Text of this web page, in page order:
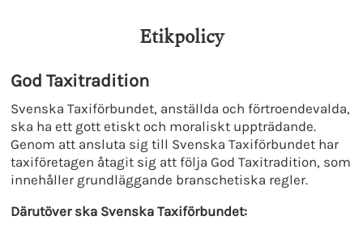
Etikpolicy
God Taxitradition
Svenska Taxiförbundet, anställda och förtroendevalda,
ska ha ett gott etiskt och moraliskt uppträdande.
Genom att ansluta sig till Svenska Taxiförbundet har
taxiföretagen åtagit sig att följa God Taxitradition, som
innehåller grundläggande branschetiska regler.
Därutöver ska Svenska Taxiförbundet: